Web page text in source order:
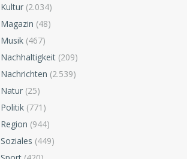
Kultur (2.034)
Magazin (48)
Musik (467)
Nachhaltigkeit (209)
Nachrichten (2.539)
Natur (25)
Politik (771)
Region (944)
Soziales (449)